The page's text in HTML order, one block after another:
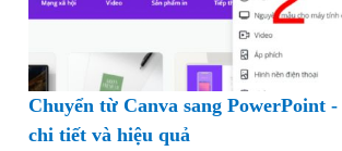
Chuyển từ Canva sang PowerPoint
chi tiết và hiệu quả